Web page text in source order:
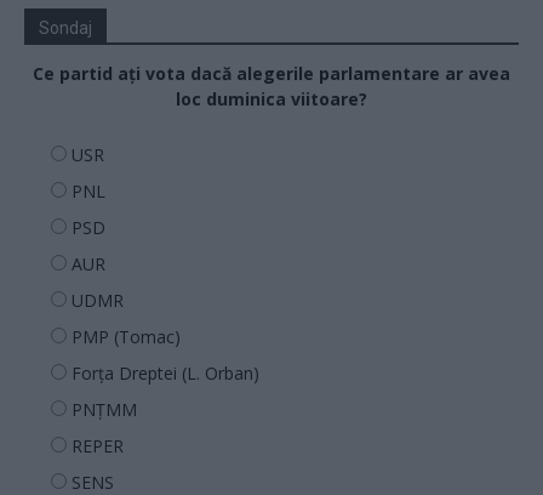
Sondaj
Ce partid ați vota dacă alegerile parlamentare ar avea
loc duminica viitoare?
USR
PNL
PSD
AUR
UDMR
PMP (Tomac)
Forța Dreptei (L. Orban)
PNȚMM
REPER
SENS